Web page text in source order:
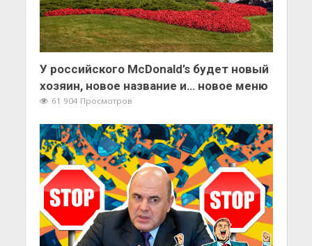
У российского McDonald’s будет новый
хозяин, новое название и… новое меню
61 904 Просмотров